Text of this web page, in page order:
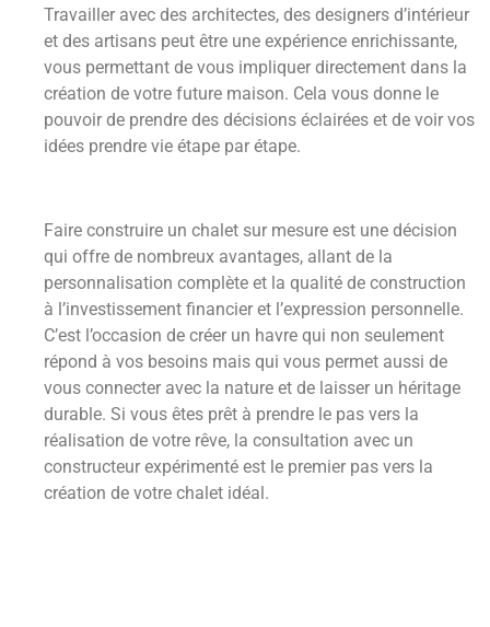
Travailler avec des architectes, des designers d’intérieur
et des artisans peut être une expérience enrichissante,
vous permettant de vous impliquer directement dans la
création de votre future maison. Cela vous donne le
pouvoir de prendre des décisions éclairées et de voir vos
idées prendre vie étape par étape.
Faire construire un chalet sur mesure est une décision
qui offre de nombreux avantages, allant de la
personnalisation complète et la qualité de construction
à l’investissement financier et l’expression personnelle.
C’est l’occasion de créer un havre qui non seulement
répond à vos besoins mais qui vous permet aussi de
vous connecter avec la nature et de laisser un héritage
durable. Si vous êtes prêt à prendre le pas vers la
réalisation de votre rêve, la consultation avec un
constructeur expérimenté est le premier pas vers la
création de votre chalet idéal.